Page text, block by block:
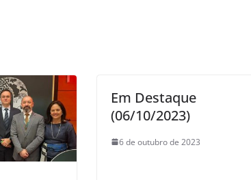
Em Destaque
(06/10/2023)
6 de outubro de 2023